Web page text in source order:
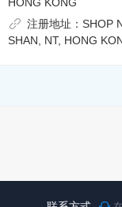
注册地址： SHOP
SHAN, NT, HONG